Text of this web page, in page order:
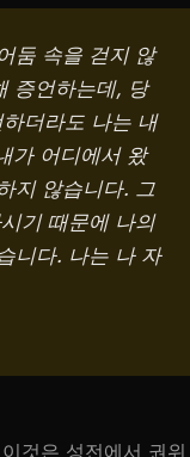
둠 속을 걷지 않
증언하는데, 당
더라도 나는 내
가 어디에서 왔
지 않습니다. 그
기 때문에 나의
니다. 나는 나 자
것은 성전에서 권위